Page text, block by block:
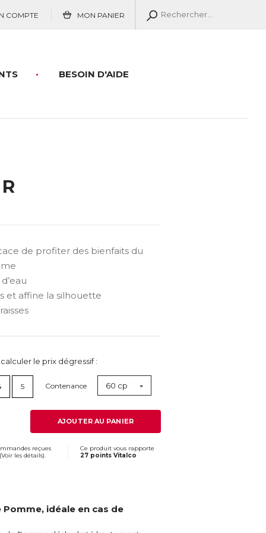
COMPTE MON PANIER
BESOIN D'AIDE
de profiter des bienfaits du
et affine la silhouette
le prix dégressif :
5 Contenance 60 cp
AJOUTER AU PANIER
reçues
Voir les détails).
Ce produit vous rapporte
27 points Vitalco
idéale en cas de